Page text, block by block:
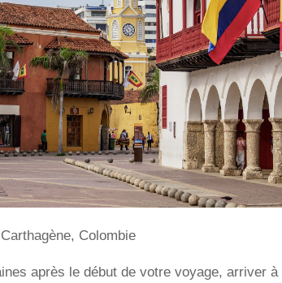
Colombie
après le début de votre voyage, arriver à